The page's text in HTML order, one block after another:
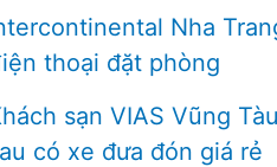
Nha
thoại đặt phòng
sạn VIAS Vũng
có xe đưa đón giá rẻ